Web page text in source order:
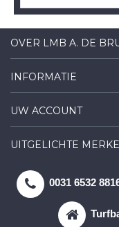
OVER LMB A. DE
INFORMATIE
UW ACCOUNT
UITGELICHTE
0031 6532